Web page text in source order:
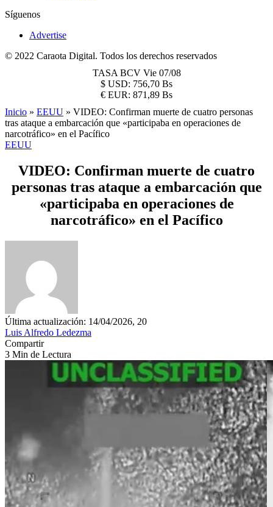
Síguenos
Advertise
© 2022 Caraota Digital. Todos los derechos reservados
TASA BCV Vie 07/08
$ USD: 756,70 Bs
€ EUR: 871,89 Bs
Inicio » EEUU » VIDEO: Confirman muerte de cuatro personas
tras ataque a embarcación que «participaba en operaciones de
narcotráfico» en el Pacífico
EEUU
VIDEO: Confirman muerte de cuatro
personas tras ataque a embarcación que
«participaba en operaciones de
narcotráfico» en el Pacífico
Última actualización: 14/04/2026, 20
Luis Alfredo Ledezma
Compartir
3 Min de Lectura